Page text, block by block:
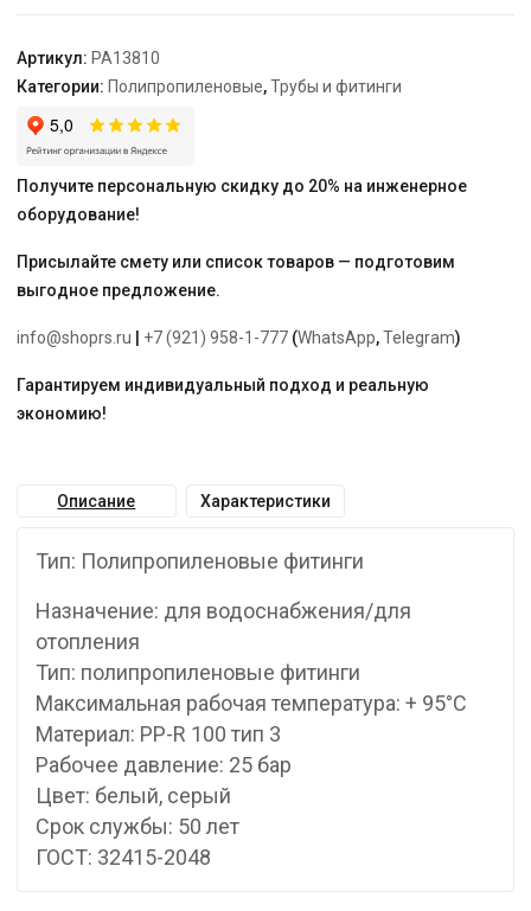
"PRO
AQUA"
Артикул: PA13810
Категории: Полипропиленовые,Трубы и фитинги
Получите персональную скидку до 20% на инженерное
оборудование!
Присылайте смету или список товаров — подготовим
выгодное предложение.
info@shoprs.ru +7 (921) 958-1-777 (WhatsApp,Telegram)
Гарантируем индивидуальный подход и реальную
экономию!
Описание Характеристики
Тип: Полипропиленовые фитинги
Назначение: для водоснабжения/для
отопления
Тип: полипропиленовые фитинги
Максимальная рабочая температура: + 95°С
Материал: PP-R 100 тип 3
Рабочее давление: 25 бар
Цвет: белый, серый
Срок службы: 50 лет
ГОСТ: 32415-2048